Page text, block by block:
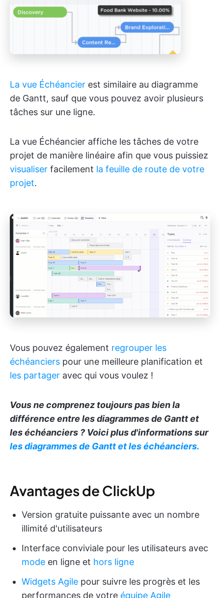
La vue Échéancier est similaire au diagramme
de Gantt, sauf que vous pouvez avoir plusieurs
tâches sur une ligne.
La vue Échéancier affiche les tâches de votre
projet de manière linéaire afin que vous puissiez
visualiser facilement la feuille de route de votre
projet.
Vous pouvez également regrouper les
échéanciers pour une meilleure planification et
les partager avec qui vous voulez !
Vous ne comprenez toujours pas bien la
différence entre les diagrammes de Gantt et
les échéanciers ? Voici plus d'informations sur
les diagrammes de Ganttet les échéanciers.
Avantages de ClickUp
Version gratuite puissante avec un nombre
illimité d'utilisateurs
Interface conviviale pour les utilisateurs avec
mode en ligne et hors ligne
Widgets Agile pour suivre les progrès et les
performances de votre équipe Agile